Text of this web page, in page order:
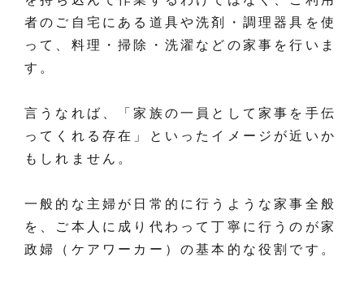
者のご自宅にある道具や洗剤・調理器具を使
って、料理・掃除・洗濯などの家事を行いま
す。
言うなれば、「家族の一員として家事を手伝
ってくれる存在」といったイメージが近いか
もしれません。
一般的な主婦が日常的に行うような家事全般
を、ご本人に成り代わって丁寧に行うのが家
政婦（ケアワーカー）の基本的な役割です。